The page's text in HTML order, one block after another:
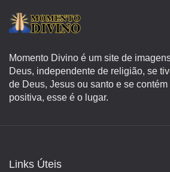
Momento Divino é um site de
Deus, independente de religião, se
de Deus, Jesus ou santo e se
positiva, esse é o lugar.
Links Úteis